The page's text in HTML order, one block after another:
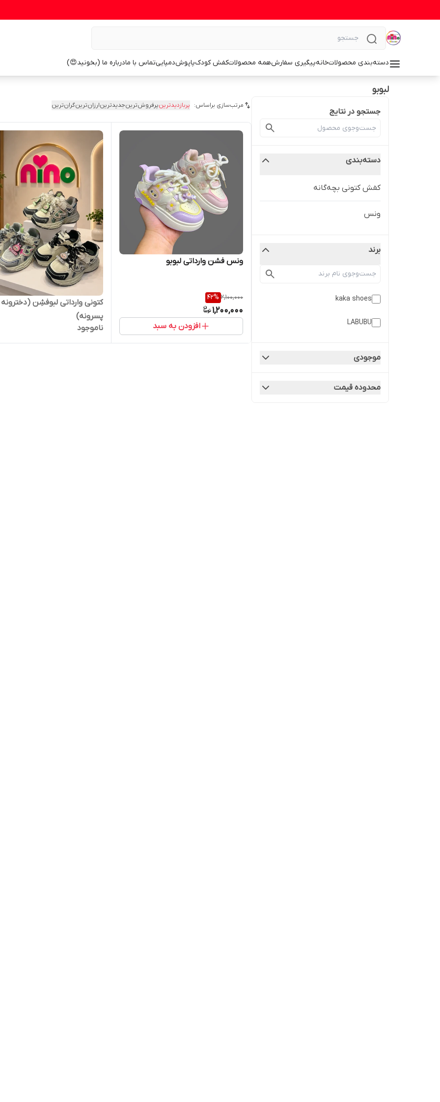
دسته‌بندی محصولاتخانهپیگیری سفارشهمه محصولاتکفش کودکپاپوشدمپاییتماس با مادرباره ما (بخونید😍)
لبوبو
جستجو در نتایج
دسته‌بندی
کفش کتونی بچه‌گانه
ونس
برند
kaka shoes
LABUBU
موجودی
محدوده قیمت
مرتب‌سازی براساس: پربازدیدترینپرفروش‌ترینجدیدترینارزان‌ترینگران‌ترین
ونس فشن وارداتی لبوبو
2,100,000
42%
1,200,000
افزودن به سبد
کتونی وارداتی لبوفشِن
پسرونه)
ناموجود